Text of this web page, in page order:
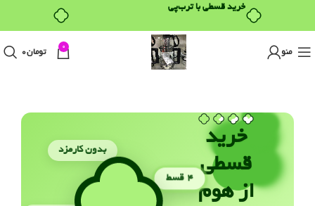
خرید قسطی با ترب‌پی
منو
0
تومان0
خرید
قسطی
از هوم
بدون کارمزد
۴ قسط